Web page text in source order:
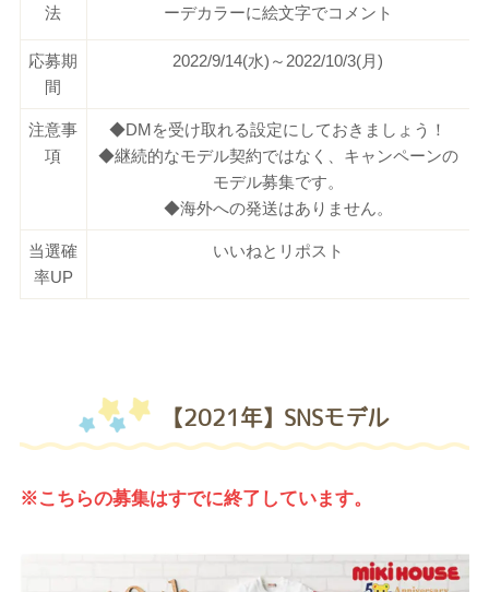
法 ーデカラーに絵文字でコメント
応募期
間
2022/9/14(水)～2022/10/3(月)
注意事
項
◆DMを受け取れる設定にしておきましょう！
◆継続的なモデル契約ではなく、キャンペーンの
モデル募集です。
◆海外への発送はありません。
当選確
率UP
いいねとリポスト
【2021年】SNSモデル
※こちらの募集はすでに終了しています。